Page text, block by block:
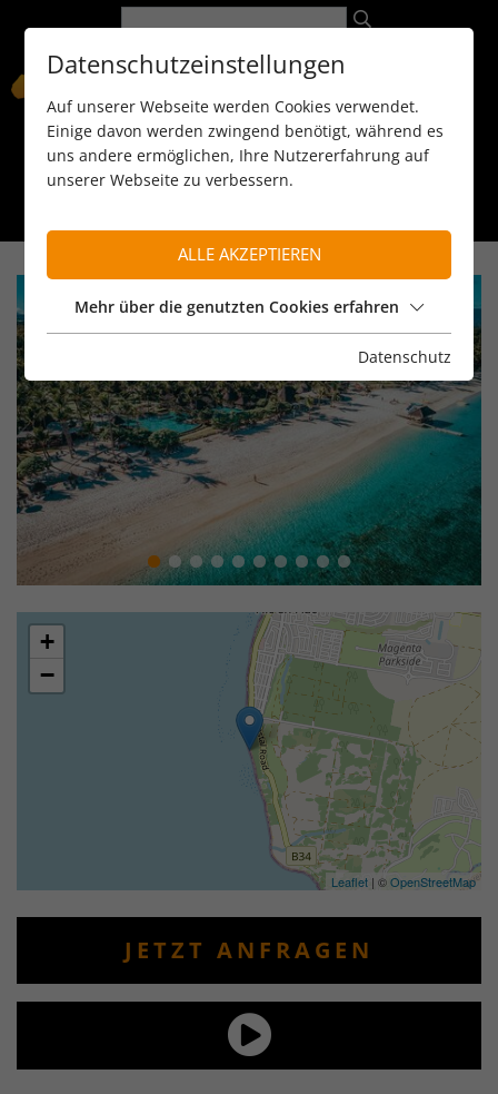
089 / 8 11 90 15
+
−
Leaflet | ©OpenStreetMap
JETZT ANFRAGEN
Datenschutzeinstellungen
Auf unserer Webseite werden Cookies verwendet.
Einige davon werden zwingend benötigt, während es
uns andere ermöglichen, Ihre Nutzererfahrung auf
unserer Webseite zu verbessern.
ALLE AKZEPTIEREN
Mehr über die genutzten Cookies erfahren
Datenschutz